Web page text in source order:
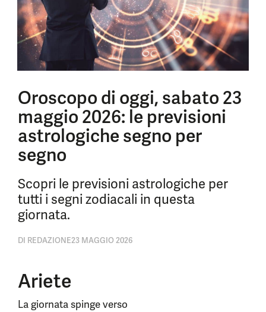
Oroscopo di oggi, sabato 23
maggio 2026: le previsioni
astrologiche segno per
segno
Scopri le previsioni astrologiche per
tutti i segni zodiacali in questa
giornata.
DI REDAZIONE23 MAGGIO 2026
Ariete
La giornata spinge verso